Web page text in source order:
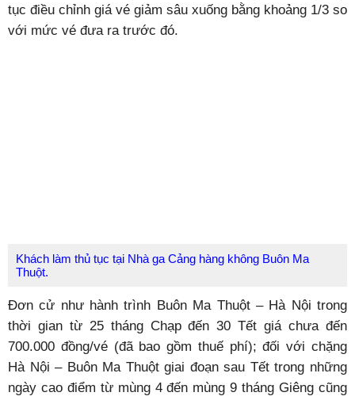
tục điều chỉnh giá vé giảm sâu xuống bằng khoảng 1/3 so
với mức vé đưa ra trước đó.
Khách làm thủ tục tại Nhà ga Cảng hàng không Buôn Ma
Thuột.
Đơn cử như hành trình Buôn Ma Thuột – Hà Nội trong
thời gian từ 25 tháng Chạp đến 30 Tết giá chưa đến
700.000 đồng/vé (đã bao gồm thuế phí); đối với chặng
Hà Nội – Buôn Ma Thuột giai đoạn sau Tết trong những
ngày cao điểm từ mùng 4 đến mùng 9 tháng Giêng cũng